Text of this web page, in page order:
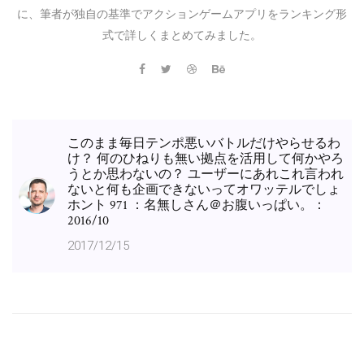
に、筆者が独自の基準でアクションゲームアプリをランキング形
式で詳しくまとめてみました。
このまま毎日テンポ悪いバトルだけやらせるわ
け？ 何のひねりも無い拠点を活用して何かやろ
うとか思わないの？ ユーザーにあれこれ言われ
ないと何も企画できないってオワッテルでしょ
ホント 971 ：名無しさん＠お腹いっぱい。：
2016/10
2017/12/15